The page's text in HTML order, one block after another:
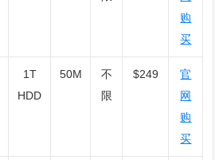
购
买
1T
HDD
50M
不
限
$249
官
网
购
买